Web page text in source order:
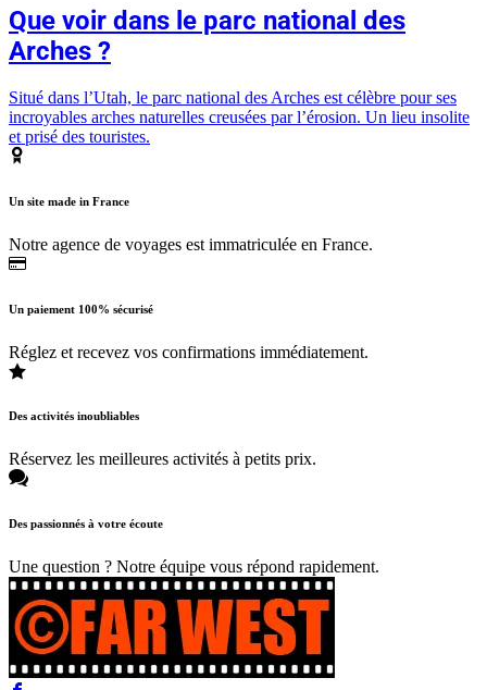
Que voir dans le parc national des
Arches ?
Situé dans l’Utah, le parc national des Arches est célèbre pour ses
incroyables arches naturelles creusées par l’érosion. Un lieu insolite
et prisé des touristes.
Un site made in France
Notre agence de voyages est immatriculée en France.
Un paiement 100% sécurisé
Réglez et recevez vos confirmations immédiatement.
Des activités inoubliables
Réservez les meilleures activités à petits prix.
Des passionnés à votre écoute
Une question ? Notre équipe vous répond rapidement.